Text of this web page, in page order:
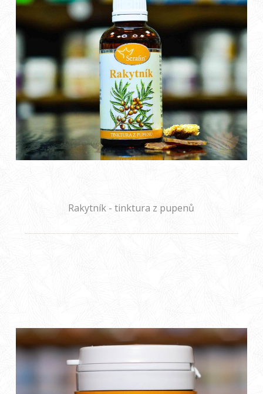
Rakytník - tinktura z pupenů